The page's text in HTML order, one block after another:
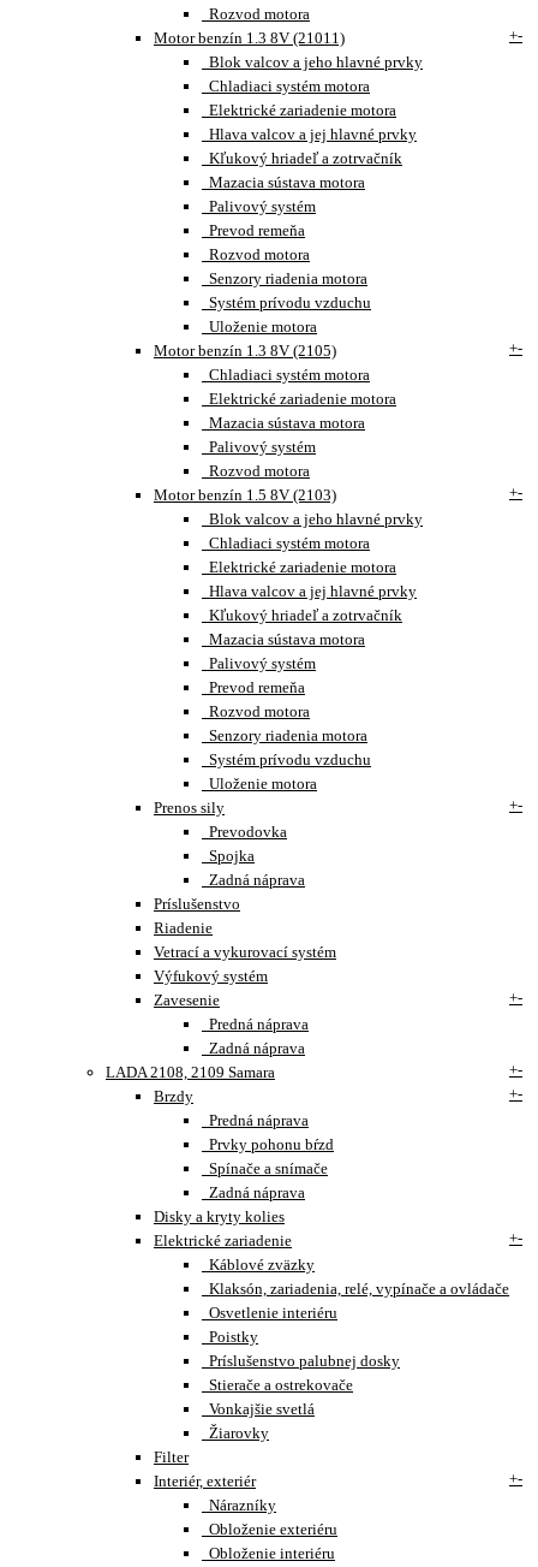
Rozvod motora
Motor benzín 1.3 8V (21011)
+-
Blok valcov a jeho hlavné prvky
Chladiaci systém motora
Elektrické zariadenie motora
Hlava valcov a jej hlavné prvky
Kľukový hriadeľ a zotrvačník
Mazacia sústava motora
Palivový systém
Prevod remeňa
Rozvod motora
Senzory riadenia motora
Systém prívodu vzduchu
Uloženie motora
Motor benzín 1.3 8V (2105)
+-
Chladiaci systém motora
Elektrické zariadenie motora
Mazacia sústava motora
Palivový systém
Rozvod motora
Motor benzín 1.5 8V (2103)
+-
Blok valcov a jeho hlavné prvky
Chladiaci systém motora
Elektrické zariadenie motora
Hlava valcov a jej hlavné prvky
Kľukový hriadeľ a zotrvačník
Mazacia sústava motora
Palivový systém
Prevod remeňa
Rozvod motora
Senzory riadenia motora
Systém prívodu vzduchu
Uloženie motora
Prenos sily
+-
Prevodovka
Spojka
Zadná náprava
Príslušenstvo
Riadenie
Vetrací a vykurovací systém
Výfukový systém
Zavesenie
+-
Predná náprava
Zadná náprava
LADA 2108, 2109 Samara
+-
Brzdy
+-
Predná náprava
Prvky pohonu bŕzd
Spínače a snímače
Zadná náprava
Disky a kryty kolies
Elektrické zariadenie
+-
Káblové zväzky
Klaksón, zariadenia, relé, vypínače a ovládače
Osvetlenie interiéru
Poistky
Príslušenstvo palubnej dosky
Stierače a ostrekovače
Vonkajšie svetlá
Žiarovky
Filter
Interiér, exteriér
+-
Nárazníky
Obloženie exteriéru
Obloženie interiéru